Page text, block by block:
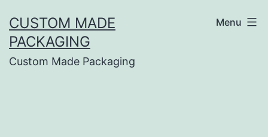
CUSTOM MADE
PACKAGING
Custom Made Packaging
Menu